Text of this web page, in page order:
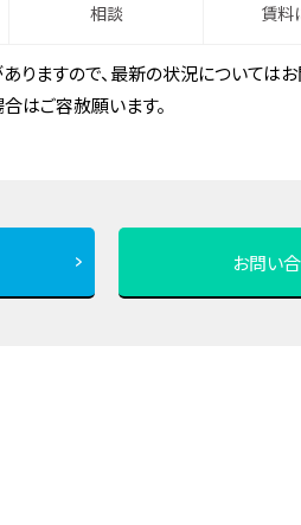
相談 賃料
ますので、最新の状況についてはお
はご容赦願います。
お問い